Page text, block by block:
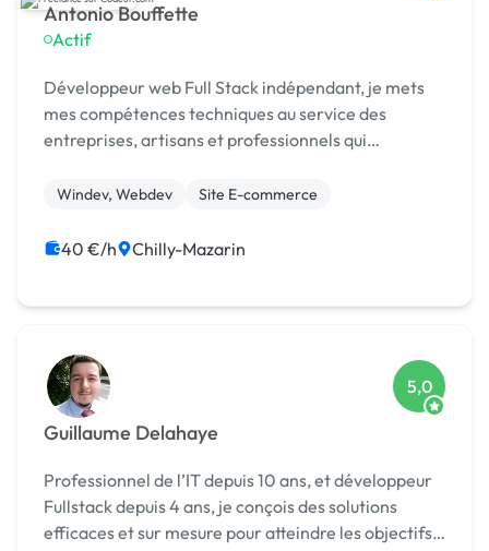
Antonio Bouffette
Actif
Développeur web Full Stack indépendant, je mets
mes compétences techniques au service des
entreprises, artisans et professionnels qui
performante.
Windev, Webdev Site E-commerce
40 €/h Chilly-Mazarin
Guillaume Delahaye
5,0
Professionnel de l’IT depuis 10 ans, et développeur
Fullstack depuis 4 ans, je conçois des solutions
efficaces et sur mesure pour atteindre les objectifs